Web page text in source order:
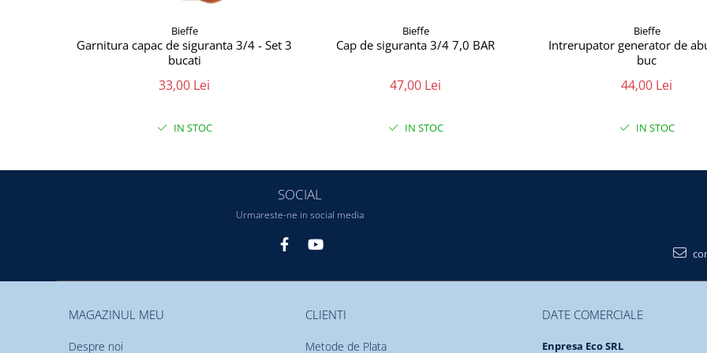
Bieffe
Garnitura capac de siguranta 3/4 - Set 3
bucati
33,00 Lei
IN STOC
Bieffe
Cap de siguranta 3/4 7,0 BAR
47,00 Lei
IN STOC
Bieffe
Intrerupator generator de
buc
44,00 Lei
IN STOC
SOCIAL
Urmareste-ne in social media
MAGAZINUL MEU
Despre noi
CLIENTI
Metode de Plata
DATE COMERCIALE
Enpresa Eco SRL